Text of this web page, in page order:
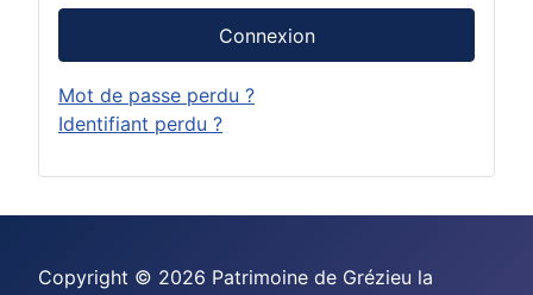
Connexion
Mot de passe perdu ?
Identifiant perdu ?
Copyright © 2026 Patrimoine de Grézieu la